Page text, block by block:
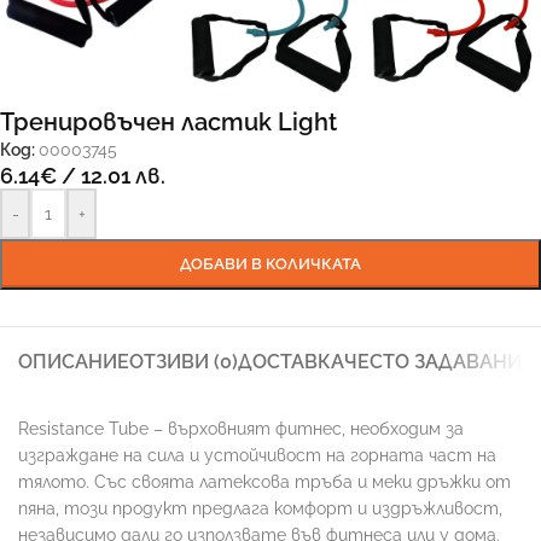
Тренировъчен ластик Light
Код: 00003745
6.14€ / 12.01 лв.
- +
ДОБАВИ В КОЛИЧКАТА
ОПИСАНИЕОТЗИВИ (0)ДОСТАВКАЧЕСТО ЗАДАВАНИ
Resistance Tube – върховният фитнес, необходим за
изграждане на сила и устойчивост на горната част на
тялото. Със своята латексова тръба и меки дръжки от
пяна, този продукт предлага комфорт и издръжливост,
независимо дали го използвате във фитнеса или у дома.